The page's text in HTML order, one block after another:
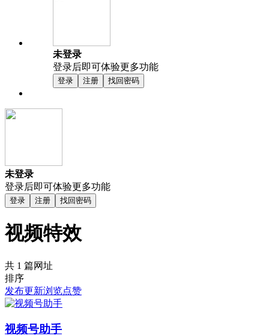
未登录
登录后即可体验更多功能
登录 注册 找回密码
未登录
登录后即可体验更多功能
登录 注册 找回密码
视频特效
共 1 篇网址
排序
发布更新浏览点赞
视频号助手